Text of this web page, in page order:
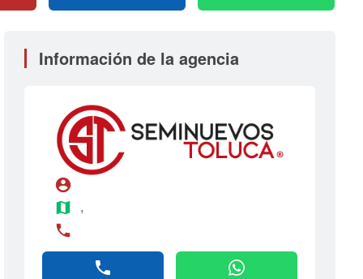
Información de la agencia
account_circle
map
,
phone
phone whatsapp